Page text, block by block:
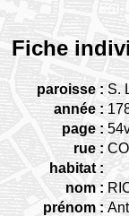
Fiche
paroisse : S.
année :
page :
rue :
habitat :
nom :
prénom :